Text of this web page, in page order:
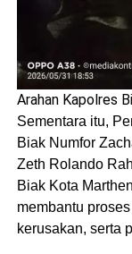
Arahan Kapolres
Sementara itu,
Biak Numfor
Zeth Rolando
Biak Kota
membantu
kerusakan, serta